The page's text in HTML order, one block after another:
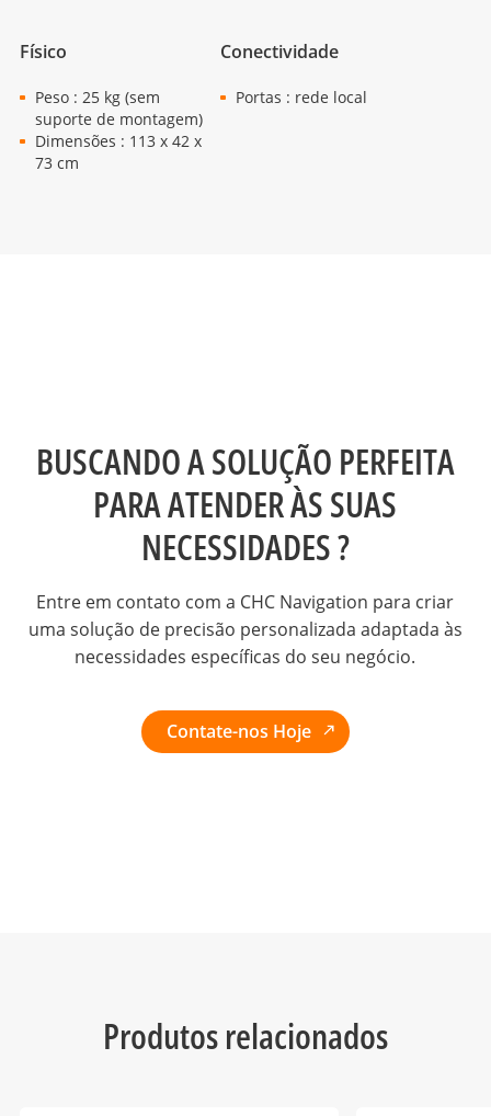
Físico
Peso : 25 kg (sem
suporte de montagem)
Dimensões : 113 x 42 x
73 cm
Conectividade
Portas : rede local
BUSCANDO A SOLUÇÃO PERFEITA
PARA ATENDER ÀS SUAS
NECESSIDADES ?
Entre em contato com a CHC Navigation para criar
uma solução de precisão personalizada adaptada às
necessidades específicas do seu negócio.
Contate-nos Hoje
Produtos relacionados